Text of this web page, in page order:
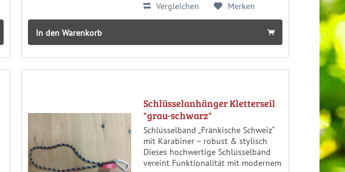
Vergleichen Merken
In den Warenkorb
Schlüsselanhänger Kletterseil
"grau-schwarz"
Schlüsselband „Fränkische Schweiz“
mit Karabiner – robust & stylisch
Dieses hochwertige Schlüsselband
vereint Funktionalität mit modernem